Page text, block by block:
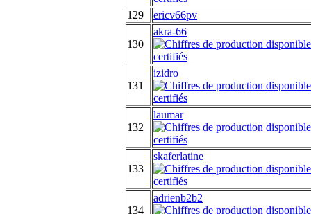
129 ericv66pv
130
akra-66
131
izidro
132
laumar
133
skaferlatine
134
adrienb2b2